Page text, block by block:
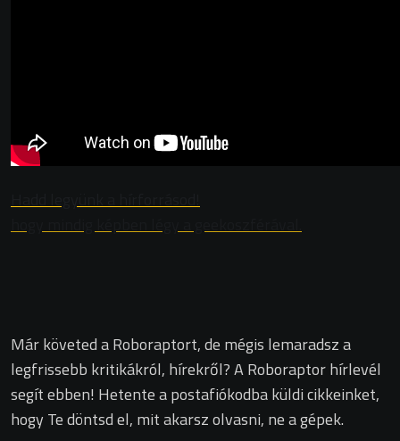
Már követed a Roboraptort, de mégis lemaradsz a
legfrissebb kritikákról, hírekről? A Roboraptor hírlevél
segít ebben! Hetente a postafiókodba küldi cikkeinket,
hogy Te döntsd el, mit akarsz olvasni, ne a gépek.